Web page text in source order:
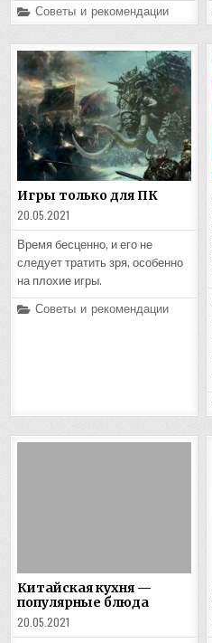
Posted
in
Советы и рекомендации
Игры только для ПК
20.05.2021
Время бесценно, и его не
следует тратить зря, особенно
на плохие игры.
Posted
Советы и рекомендации
Китайская кухня —
популярные блюда
20.05.2021